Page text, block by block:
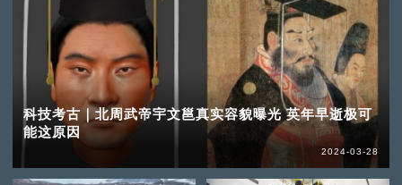
科技考古｜北周武帝宇文邕真实容貌曝光 英年早逝极可
能这原因
2024-03-28